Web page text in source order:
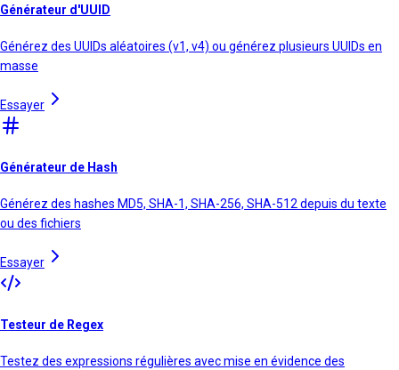
Générateur d'UUID
Générez des UUIDs aléatoires (v1, v4) ou générez plusieurs UUIDs en
masse
Essayer
Générateur de Hash
Générez des hashes MD5, SHA-1, SHA-256, SHA-512 depuis du texte
ou des fichiers
Essayer
Testeur de Regex
Testez des expressions régulières avec mise en évidence des